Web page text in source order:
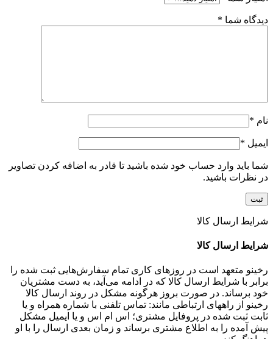
دیدگاه شما *
نام *
ایمیل *
شما باید وارد حساب خود شده باشید تا قادر به اضافه کردن تصاویر
در نظرات باشید.
شرایط ارسال کالا
شرایط ارسال کالا
رخینو متعهد است در روزهای کاری تمام سفارش‌هایی ثبت شده را
برابر با شرایط ارسال کالا که در ادامه می‌آید، به دست مشتریان
خود برساند. در صورت بروز هرگونه مشکل در روند ارسال کالا
رخینو از راههای ارتباطی مانند: تماس تلفنی با شماره همراه و یا
ثابت ثبت شده در پروفایل مشتری؛ اس ام اس و یا ایمیل مشکل
پیش آمده را به اطلاع مشتری برساند و زمان بعدی ارسال را با او